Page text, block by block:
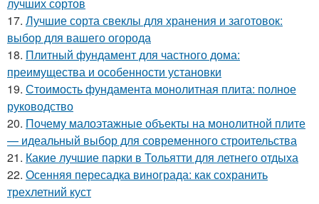
17. Лучшие сорта свеклы для хранения и заготовок:
выбор для вашего огорода
18. Плитный фундамент для частного дома:
преимущества и особенности установки
19. Стоимость фундамента монолитная плита: полное
руководство
20. Почему малоэтажные объекты на монолитной плите
— идеальный выбор для современного строительства
21. Какие лучшие парки в Тольятти для летнего отдыха
22. Осенняя пересадка винограда: как сохранить
трехлетний куст